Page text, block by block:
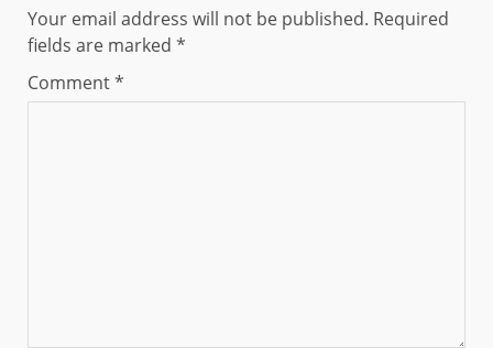
Your email address will not be published. Required
fields are marked *
Comment*